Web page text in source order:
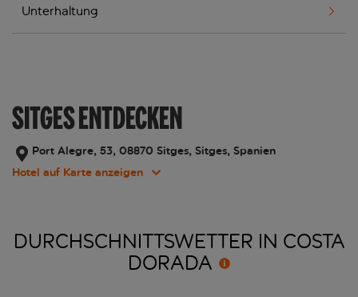
Unterhaltung
SITGES ENTDECKEN
Port Alegre, 53, 08870 Sitges, Sitges, Spanien
Hotel auf Karte anzeigen
DURCHSCHNITTSWETTER IN COSTA
DORADA